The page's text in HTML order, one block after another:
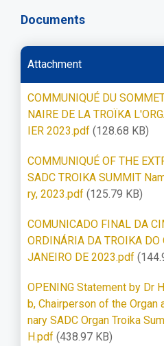
Documents
Attachment
COMMUNIQUÉ DU
NAIRE DE LA TROÏKA
IER 2023.pdf (128.68 KB)
COMMUNIQUÉ OF THE
SADC TROIKA SUMMIT
ry, 2023.pdf (125.79 KB)
COMUNICADO FINAL DA
ORDINÁRIA DA TROIKA DO
JANEIRO DE 2023.pdf
OPENING Statement by Dr
b, Chairperson of the Organ
nary SADC Organ Troika
H.pdf (438.97 KB)